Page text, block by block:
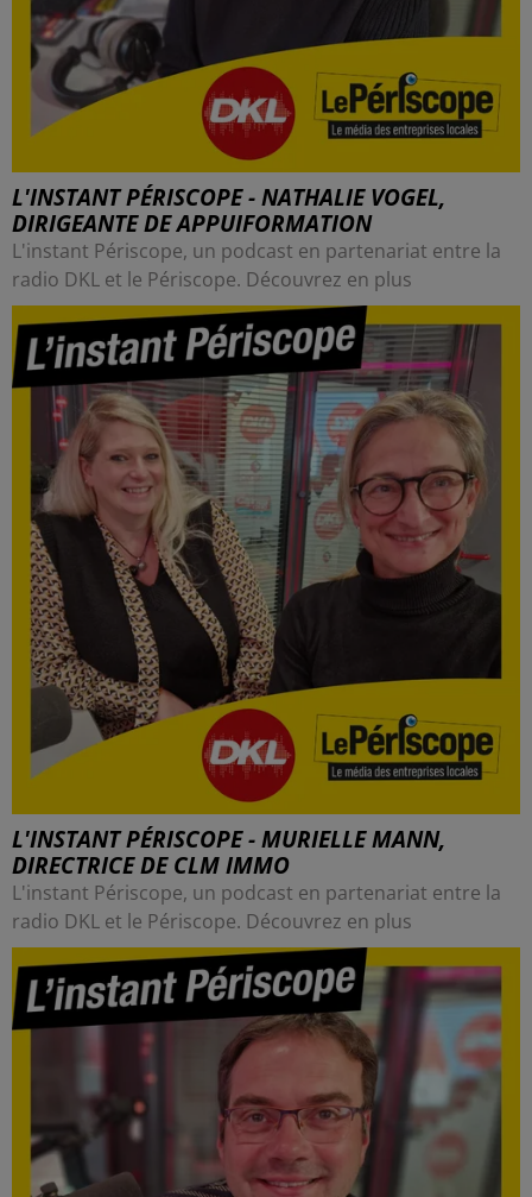
L'INSTANT PÉRISCOPE - NATHALIE VOGEL,
DIRIGEANTE DE APPUIFORMATION
L'instant Périscope, un podcast en partenariat entre la
radio DKL et le Périscope. Découvrez en plus
L'INSTANT PÉRISCOPE - MURIELLE MANN,
DIRECTRICE DE CLM IMMO
L'instant Périscope, un podcast en partenariat entre la
radio DKL et le Périscope. Découvrez en plus